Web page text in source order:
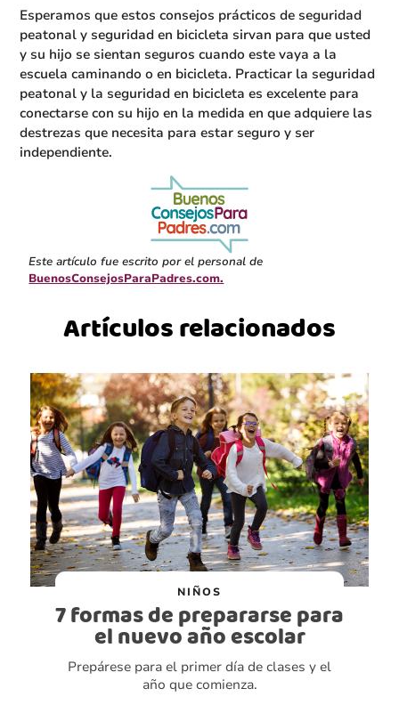
Esperamos que estos consejos prácticos de seguridad
peatonal y seguridad en bicicleta sirvan para que usted
y su hijo se sientan seguros cuando este vaya a la
escuela caminando o en bicicleta. Practicar la seguridad
peatonal y la seguridad en bicicleta es excelente para
conectarse con su hijo en la medida en que adquiere las
destrezas que necesita para estar seguro y ser
independiente.
Este artículo fue escrito por el personal de
BuenosConsejosParaPadres.com.
Artículos relacionados
NIÑOS
7 formas de prepararse para
el nuevo año escolar
Prepárese para el primer día de clases y el
año que comienza.